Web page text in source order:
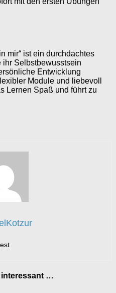
mir“ ist ein durchdachtes
ihr Selbstbewusstsein
Entwicklung
Module und liebevoll
Lernen Spaß und führt zu
interessant …